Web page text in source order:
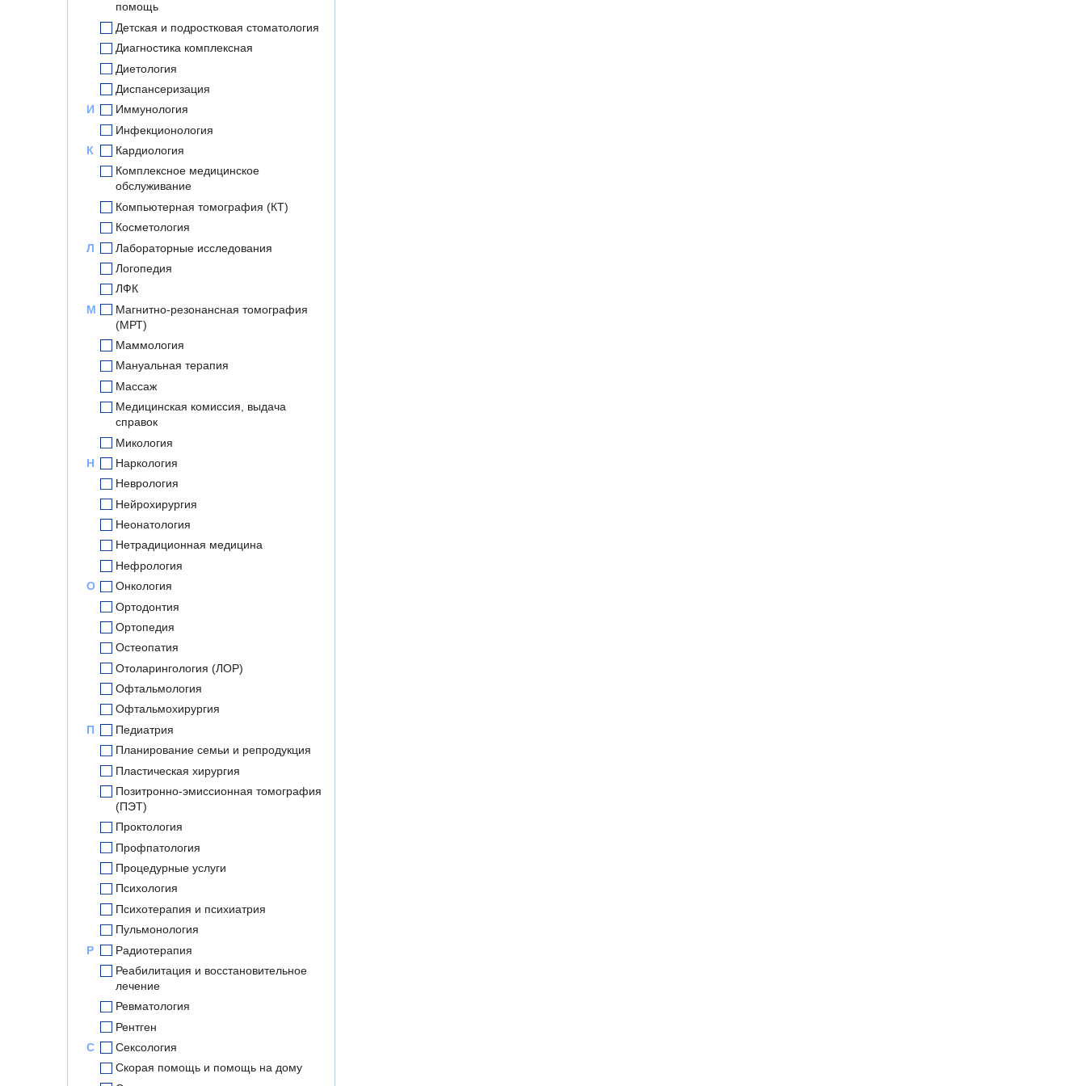
помощь
Детская и подростковая стоматология
Диагностика комплексная
Диетология
Диспансеризация
И
Иммунология
Инфекционология
К
Кардиология
Комплексное медицинское
обслуживание
Компьютерная томография (КТ)
Косметология
Л
Лабораторные исследования
Логопедия
ЛФК
М
Магнитно-резонансная томография
(МРТ)
Маммология
Мануальная терапия
Массаж
Медицинская комиссия, выдача
справок
Микология
Н
Наркология
Неврология
Нейрохирургия
Неонатология
Нетрадиционная медицина
Нефрология
О
Онкология
Ортодонтия
Ортопедия
Остеопатия
Отоларингология (ЛОР)
Офтальмология
Офтальмохирургия
П
Педиатрия
Планирование семьи и репродукция
Пластическая хирургия
Позитронно-эмиссионная томография
(ПЭТ)
Проктология
Профпатология
Процедурные услуги
Психология
Психотерапия и психиатрия
Пульмонология
Р
Радиотерапия
Реабилитация и восстановительное
лечение
Ревматология
Рентген
С
Сексология
Скорая помощь и помощь на дому